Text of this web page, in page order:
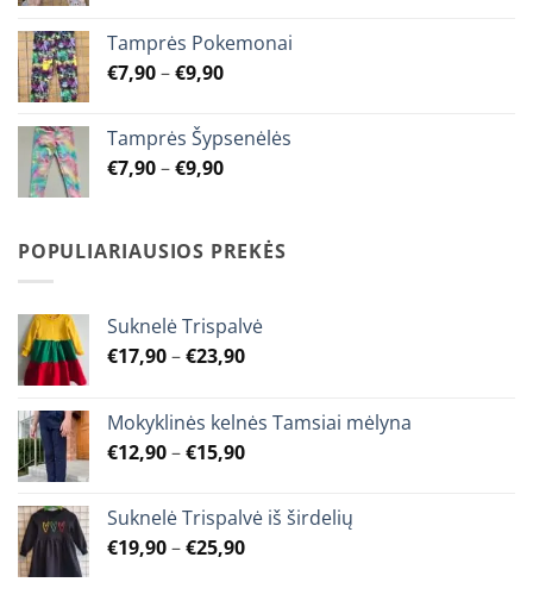
on
the
product
through
€9,90
Tamprės Pokemonai
€7,90–€9,90Price
through
€9,90
Tamprės Šypsenėlės
€7,90–€9,90Price
through
€9,90
POPULIARIAUSIOS PREKĖS
Suknelė Trispalvė
€17,90–€23,90Price
through
€23,90
Mokyklinės kelnės Tamsiai mėlyna
€12,90–€15,90Price
through
€15,90
Suknelė Trispalvė iš širdelių
€19,90–€25,90Price